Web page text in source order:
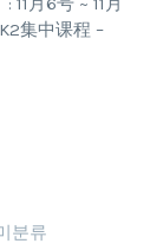
集中课程 –
분류